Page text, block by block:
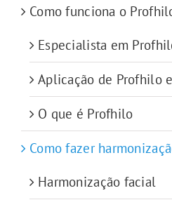
Como funciona o
Especialista em
Aplicação de Profhilo
O que é Profhilo
Como fazer
Harmonização facial